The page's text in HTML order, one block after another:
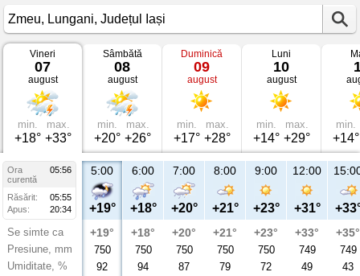
Vremea
Zmeu
Lungani,
Județul
Iași
Vineri
07
august
min.
+18°
max.
+33°
Sâmbătă
08
august
min.
+20°
max.
+26°
Duminică
09
august
min.
+17°
max.
+28°
Luni
10
august
min.
+14°
max.
+29°
min.
+14°
Ora
05:56
curentă
Răsărit:
05:55
Apus:
20:34
Se simte ca
Presiune, mm
Umiditate, %
5:00
+19°
+19°
750
92
6:00
+18°
+18°
750
94
7:00
+20°
+20°
750
87
8:00
+21°
+21°
750
79
9:00
+23°
+23°
750
72
12:00
+31°
+33°
749
49
+35°
749
43